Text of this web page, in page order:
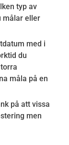
typ av
målar eller
med i
du
måla på en
på att vissa
men